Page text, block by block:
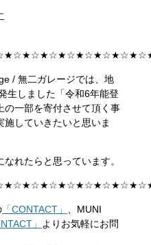
/ 無二ガレージでは、地
生しました「令和6年能登
の一部を寄付させて頂く事
していきたいと思いま
れたらと思っています。
「CONTACT」
、MUNI
」
よりお気軽にお問